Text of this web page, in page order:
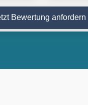
Bewertung anfordern